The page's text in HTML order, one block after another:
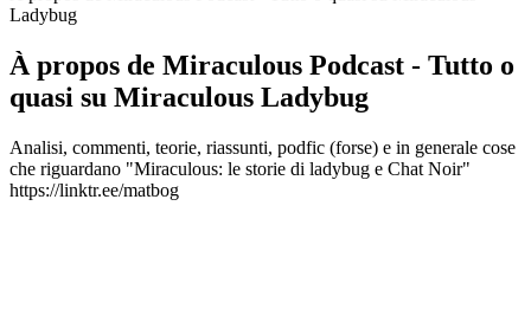
Ladybug
À propos de Miraculous Podcast - Tutto o
quasi su Miraculous Ladybug
Analisi, commenti, teorie, riassunti, podfic (forse) e in generale cose
che riguardano "Miraculous: le storie di ladybug e Chat Noir"
https://linktr.ee/matbog